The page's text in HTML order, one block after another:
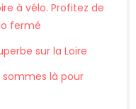
à vélo. Profitez de
fermé
sur la Loire
sommes là pour